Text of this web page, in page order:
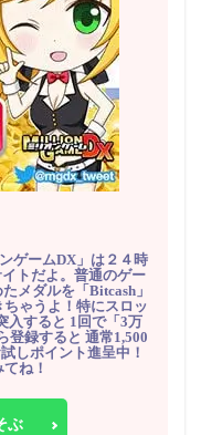
ゲームDX」は２４時
トだよ。普通のゲー
メダルを「Bitcash」
ゃうよ！特にスロッ
入すると 1回で「3万
登録すると 通常1,500
しポイント進呈中！
ね！
ぶ